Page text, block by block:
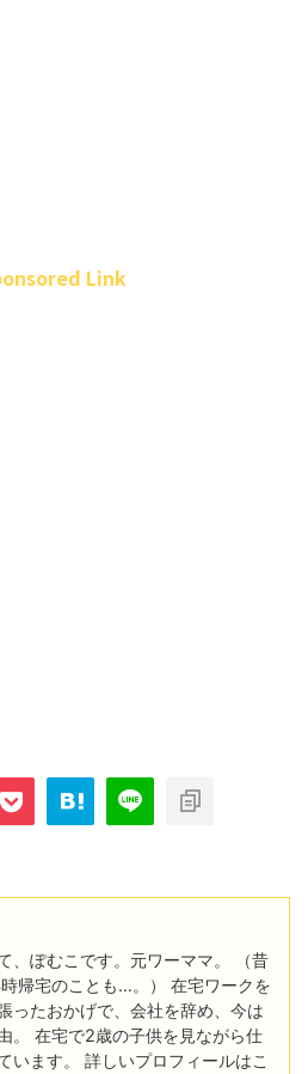
Link
、ぽむこです。元ワーママ。 （昔
帰宅のことも…。） 在宅ワークを
ったおかげで、会社を辞め、今は
。 在宅で2歳の子供を見ながら仕
います。 詳しいプロフィールはこ